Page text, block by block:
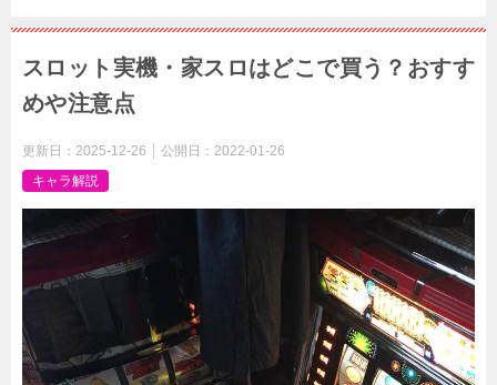
スロット実機・家スロはどこで買う？おすす
めや注意点
更新日： 2025-12-26 公開日： 2022-01-26
キャラ解説